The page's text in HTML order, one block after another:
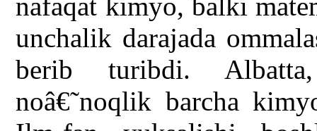
unchalik darajada
berib turibdi.
noâ€˜noqlik barcha